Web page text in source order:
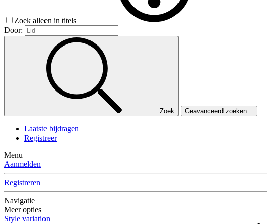
Zoek alleen in titels
Door:
Zoek Geavanceerd zoeken…
Laatste bijdragen
Registreer
Menu
Aanmelden
Registreren
Navigatie
Meer opties
Style variation